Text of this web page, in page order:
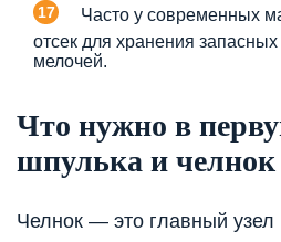
Часто у современных
отсек для хранения запасных
мелочей.
Что нужно в
шпулька и челнок
Челнок — это главный